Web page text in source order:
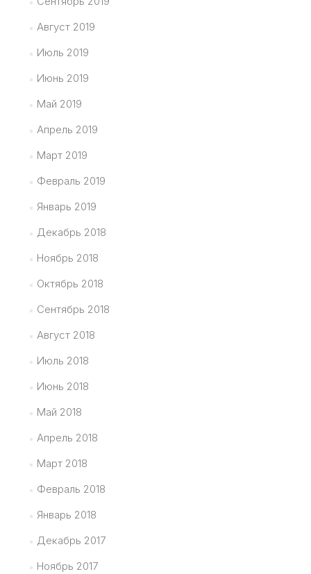
Август 2019
Июль 2019
Июнь 2019
Май 2019
Апрель 2019
Март 2019
Февраль 2019
Январь 2019
Декабрь 2018
Ноябрь 2018
Октябрь 2018
Сентябрь 2018
Август 2018
Июль 2018
Июнь 2018
Май 2018
Апрель 2018
Март 2018
Февраль 2018
Январь 2018
Декабрь 2017
Ноябрь 2017